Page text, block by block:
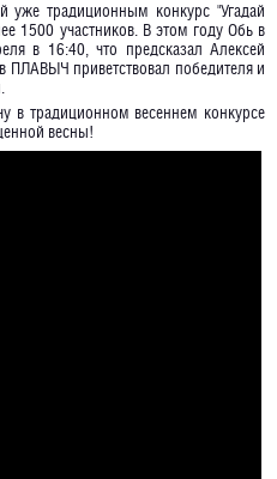
уже традиционным конкурс "Угадай
1500 участников. В этом году Обь в
в 16:40, что предсказал Алексей
ПЛАВЫЧ приветствовал победителя и
в традиционном весеннем конкурсе
весны!